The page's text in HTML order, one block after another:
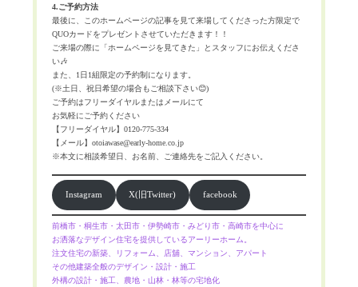
4.ご予約方法
最後に、このホームページの記事を見て来場してくださった方限定で
QUOカードをプレゼントさせていただきます！！
ご来場の際に「ホームページを見てきた」とスタッフにお伝えくださ
い🎶
また、1日1組限定の予約制になります。
(※土日、祝日希望の場合もご相談下さい😊)
ご予約はフリーダイヤルまたはメールにて
お気軽にご予約ください
【フリーダイヤル】0120-775-334
【メール】otoiawase@early-home.co.jp
※本文に相談希望日、お名前、ご連絡先をご記入ください。
Instagram X(旧Twitter) facebook
前橋市・桐生市・太田市・伊勢崎市・みどり市・高崎市を中心に
お洒落なデザイン住宅を提供しているアーリーホーム。
注文住宅の新築、リフォーム、店舖、マンション、アパート
その他建築全般のデザイン・設計・施工
外構の設計・施工、農地・山林・林等の宅地化